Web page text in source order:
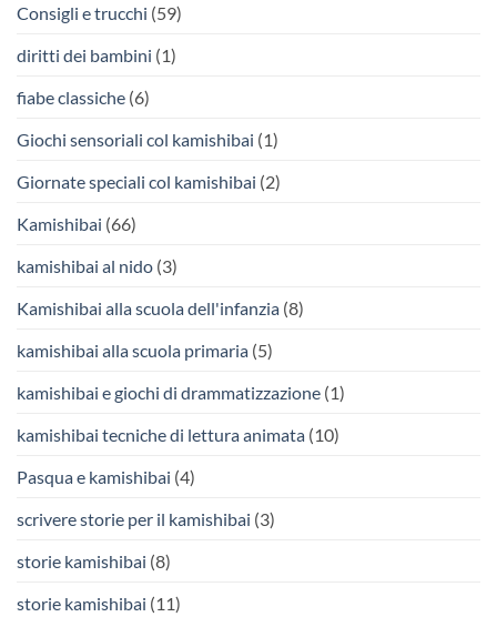
Consigli e trucchi (59)
diritti dei bambini (1)
fiabe classiche (6)
Giochi sensoriali col kamishibai (1)
Giornate speciali col kamishibai (2)
Kamishibai (66)
kamishibai al nido (3)
Kamishibai alla scuola dell'infanzia (8)
kamishibai alla scuola primaria (5)
kamishibai e giochi di drammatizzazione (1)
kamishibai tecniche di lettura animata (10)
Pasqua e kamishibai (4)
scrivere storie per il kamishibai (3)
storie kamishibai (8)
storie kamishibai (11)